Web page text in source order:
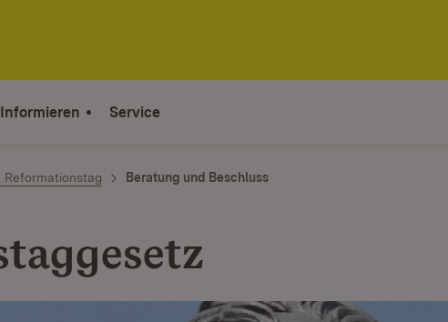
Informieren Service
Reformationstag Beratung und Beschluss